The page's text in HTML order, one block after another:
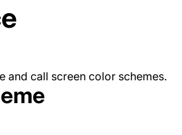
and call screen color schemes.